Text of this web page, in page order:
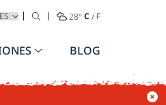
SELECCIONA TU IDIOMA
28°C / F
BLOG